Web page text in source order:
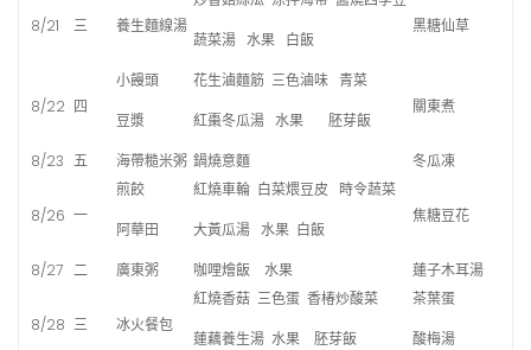
8/21 三 養生麵線湯
蔬菜湯 水果 白飯
黑糖仙草
8/22 四
小饅頭
豆漿
花生滷麵筋 三色滷味 青菜
紅棗冬瓜湯 水果 胚芽飯
關東煮
8/23 五 海帶糙米粥 鍋燒意麵 冬瓜凍
8/26 一
煎餃
阿華田
紅燒車輪 白菜煨豆皮 時令蔬菜
大黃瓜湯 水果 白飯
焦糖豆花
8/27 二 廣東粥 咖哩燴飯 水果 蓮子木耳湯
8/28 三 冰火餐包
紅燒香菇 三色蛋 香椿炒酸菜
蓮藕養生湯 水果 胚芽飯
茶葉蛋
酸梅湯